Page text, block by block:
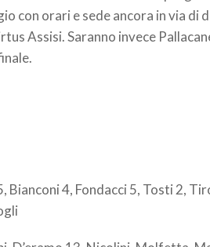
con orari e sede ancora in via di
Assisi. Saranno invece
Bianconi 4, Fondacci 5, Tosti 2,